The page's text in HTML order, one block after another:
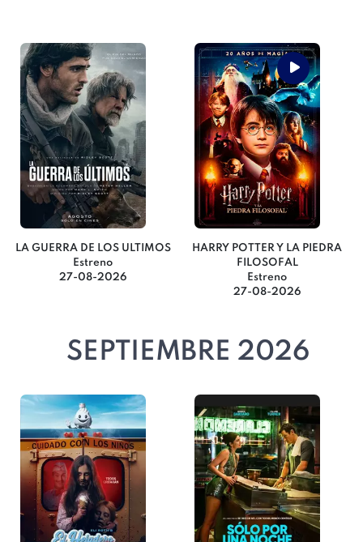
LA GUERRA DE LOS ULTIMOS
Estreno
27-08-2026
HARRY POTTER Y LA PIEDRA
FILOSOFAL
Estreno
27-08-2026
SEPTIEMBRE 2026